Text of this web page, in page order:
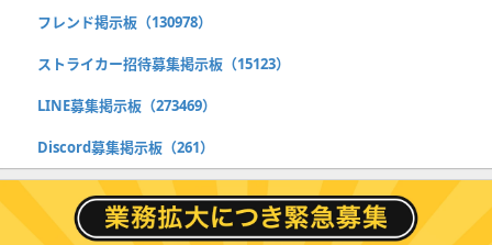
フレンド掲示板（130978）
ストライカー招待募集掲示板（15123）
LINE募集掲示板（273469）
Discord募集掲示板（261）